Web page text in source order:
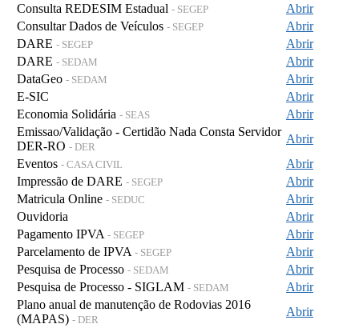
Consulta REDESIM Estadual - SEGEP
Abrir
Consultar Dados de Veículos - SEGEP
Abrir
DARE - SEGEP
Abrir
DARE - SEDAM
Abrir
DataGeo - SEDAM
Abrir
E-SIC
Abrir
Economia Solidária - SEAS
Abrir
Emissao/Validação - Certidão Nada Consta Servidor
DER-RO - DER
Abrir
Eventos - CASA CIVIL
Abrir
Impressão de DARE - SEGEP
Abrir
Matricula Online - SEDUC
Abrir
Ouvidoria
Abrir
Pagamento IPVA - SEGEP
Abrir
Parcelamento de IPVA - SEGEP
Abrir
Pesquisa de Processo - SEDAM
Abrir
Pesquisa de Processo - SIGLAM - SEDAM
Abrir
Plano anual de manutenção de Rodovias 2016
(MAPAS) - DER
Abrir